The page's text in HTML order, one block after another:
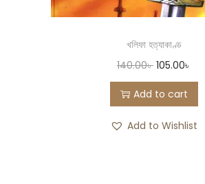
খলিফা হত্যাকাণ্ড
140.00৳ 105.00৳
Add to cart
Add to Wishlist